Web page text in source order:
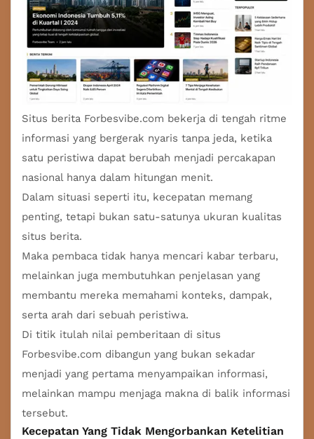
Situs berita Forbesvibe.com bekerja di tengah ritme
informasi yang bergerak nyaris tanpa jeda, ketika
satu peristiwa dapat berubah menjadi percakapan
nasional hanya dalam hitungan menit.
Dalam situasi seperti itu, kecepatan memang
penting, tetapi bukan satu-satunya ukuran kualitas
situs berita.
Maka pembaca tidak hanya mencari kabar terbaru,
melainkan juga membutuhkan penjelasan yang
membantu mereka memahami konteks, dampak,
serta arah dari sebuah peristiwa.
Di titik itulah nilai pemberitaan di situs
Forbesvibe.com dibangun yang bukan sekadar
menjadi yang pertama menyampaikan informasi,
melainkan mampu menjaga makna di balik informasi
tersebut.
Kecepatan Yang Tidak Mengorbankan Ketelitian